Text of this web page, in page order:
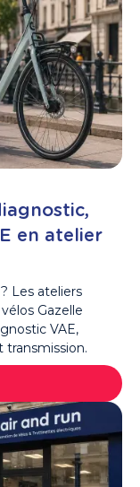
en atelier
Les ateliers
Gazelle
VAE,
transmission.